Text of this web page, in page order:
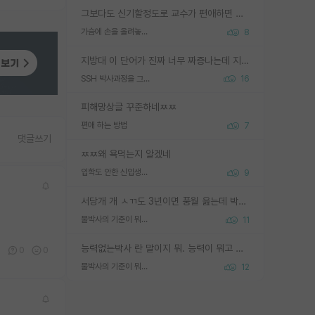
그보다도 신기할정도로 교수가 편애하면 그사람만 논문이 되더라구요 내용이 다른 사람보다 허접해도요
가슴에 손을 올려놓고 싫어하는 사람 불공정하게 리뷰 8
지방대 이 단어가 진짜 너무 짜증나는데 지방대면 다 그냥 쓰레기인가요? 무슨 말 같지도 않은 댓글들이 있는건지??? 지방에도 충분히 좋은 대학 많고 충분히 잘하는 교수님들 많습니다 포항공대 4개 IST 대표 지거국들 여기 모두 다 지방에 있고 여기 출신들 중에 교수하는 분들 적지 않습니다 지거국 출신이 무슨 교수를 하냐?라고 생각할 사람들 많은데 상위 대표 지거국에 아웃라이어들 많습니다 결국 개인의 연구역량과 실적이 중요합니다 이 역량을 펼치는데 있어서 지도교수와의 합도 중요합니다. 그리고 경력이 필요하면 해외포닥까지 다녀오세요
SSH 박사과정을 그만두고 지방대 박사로 옮기면 교수의 꿈은 끝일까요? 16
피해망상글 꾸준하네ㅉㅉ
편애 하는 방법 7
ㅉㅉ왜 욕먹는지 알겠네
입학도 안한 신입생이 원래 관심을 받나요 9
서당개 개 ㅅㄲ도 3년이면 풍월 읊는데 박사 5년 이상 대리고 있으면서 물된건 교수 탓 맞는ㄱ게 거기가 서당이 아니란 소리임
물박사의 기준이 뭐임? 11
능력없는박사 란 말이지 뭐. 능력이 뭐고 능력이 있다는게 뭔지는 사람마다 기준이 다르니까 얘기해봐야 서로 자기 기준만 얘기해서 논쟁이 끝이 안나고. 주위에서 능력있고 야심있는 신입생이 교수가 유의미한 피드백을 아예 안주면서 제대로된 과제에 참여해볼 기회도 제공하지 않고 잡일 뺑뺑이만 돌려서 맨날 단순작업만 하면서 밤새다가 눈빛이 점점 죽어가는걸 본 사람은 물박사는 교수탓이라고 하고, 교수는 이것저것 알려도 주고 기회도 주고 사수 동기 붙여주면서 어떻게든 끌고가려고 하는데 본인이 매일 뺀질거리면서 출근 하는둥마는둥 하다가 기껏 와서도 폰이나 쳐다보다가 실험 망치고 저녁약속있어서 먼저 가볼게요~ 하는걸 본 사람은 물박사는 본인탓이라고 함.
물박사의 기준이 뭐임? 12
댓글쓰기